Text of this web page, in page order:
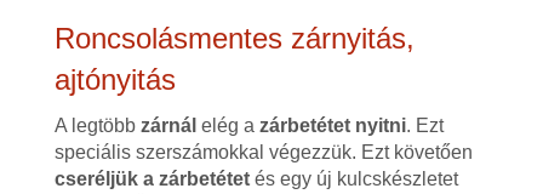
Roncsolásmentes zárnyitás,
ajtónyitás
A legtöbb zárnál elég a zárbetétet nyitni. Ezt
speciális szerszámokkal végezzük. Ezt követően
cseréljük a zárbetétetés egy új kulcskészletet